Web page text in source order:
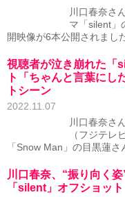
川口春奈さ
マ「silent」
開映像が6本公開されまし
視聴者が泣き崩れた「
ト「ちゃんと言葉に
トシーン
2022.11.07
川口春奈さ
（フジテレ
「Snow Man」の目黒蓮
川口春奈、“振り向く
「silent」オフショット